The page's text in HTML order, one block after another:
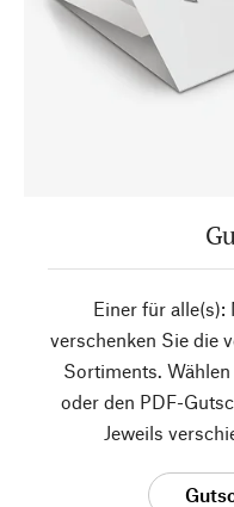
Einer für alle(s):
verschenken Sie die
Sortiments.
oder den PDF-
Jeweils